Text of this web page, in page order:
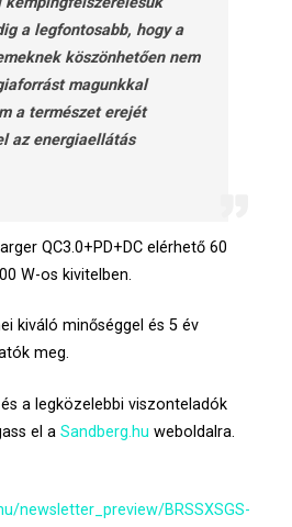
a legfontosabb, hogy a
köszönhetően nem
magunkkal
a természet erejét
az energiaellátás
QC3.0+PD+DC elérhető 60
W-os kivitelben.
kiváló minőséggel és 5 év
meg.
a legközelebbi viszonteladók
el aSandberg.hu weboldalra.
newsletter_preview/BRSSXSGS-